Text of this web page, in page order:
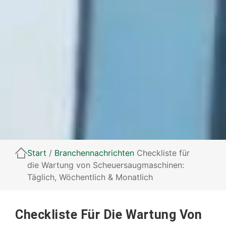
Start / Branchennachrichten Checkliste für
die Wartung von Scheuersaugmaschinen:
Täglich, Wöchentlich & Monatlich
Checkliste Für Die Wartung Von